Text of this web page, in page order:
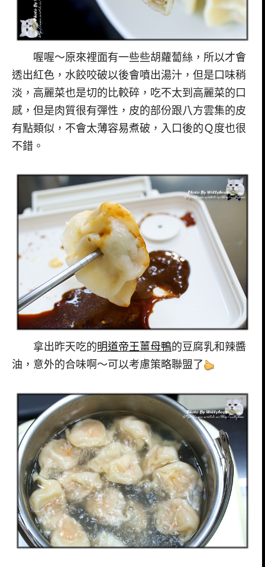
喔喔～原來裡面有一些些胡蘿蔔絲，所以才會
透出紅色，水餃咬破以後會噴出湯汁，但是口味稍
淡，高麗菜也是切的比較碎，吃不太到高麗菜的口
感，但是肉質很有彈性，皮的部份跟八方雲集的皮
有點類似，不會太薄容易煮破，入口後的Ｑ度也很
不錯。
拿出昨天吃的明道帝王薑母鴨的豆腐乳和辣醬
油，意外的合味啊～可以考慮策略聯盟了